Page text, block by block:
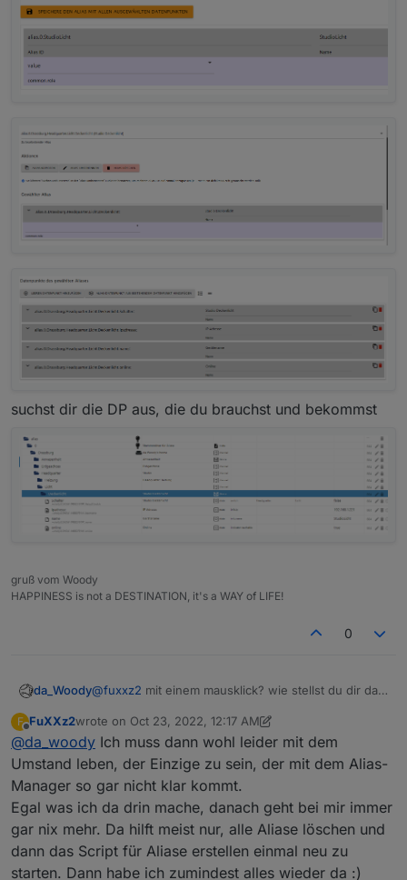
suchst dir die DP aus, die du brauchst und bekommst
gruß vom Woody
HAPPINESS is not a DESTINATION, it's a WAY of LIFE!
0
da_Woody@fuxxz2 mit einem mausklick? wie stellst du dir das
in meinem Fall, 90 Aliase erstellen?
90? :D sparsamst hast du 4-6 aliase pro gerät,
außer du willst nur schalten und keine anderen
infos.
du musst dir mal eine struktur überlegen. dann
nimmst du ein gerät in deinen objekten, z.b.
F
Offline
FuXXz2wrote on Oct 23, 2022, 12:17 AM
last edited by FuXXz2Oct 23, 2022, 2:18 AM
@da_woody Ich muss dann wohl leider mit dem
Umstand leben, der Einzige zu sein, der mit dem Alias-
Manager so gar nicht klar kommt.
Egal was ich da drin mache, danach geht bei mir immer
gar nix mehr. Da hilft meist nur, alle Aliase löschen und
dann das Script für Aliase erstellen einmal neu zu
starten. Dann habe ich zumindest alles wieder da :)